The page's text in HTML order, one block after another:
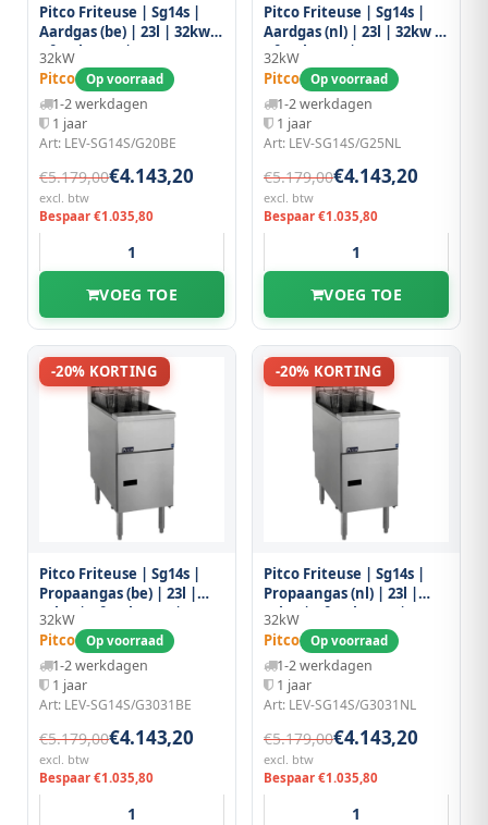
Pitco Friteuse | Sg14s |
Aardgas (be) | 23l | 32kw |
Aftapkraan |
397x876x863/1172(h)mm
32kW
Pitco Op voorraad
1-2 werkdagen
1 jaar
Art: LEV-SG14S/G20BE
€5.179,00€4.143,20
excl. btw
Bespaar €1.035,80
VOEG TOE
Pitco Friteuse | Sg14s |
Aardgas (nl) | 23l | 32kw |
Aftapkraan |
397x876x863/1172(h)mm
32kW
Pitco Op voorraad
1-2 werkdagen
1 jaar
Art: LEV-SG14S/G25NL
€5.179,00€4.143,20
excl. btw
Bespaar €1.035,80
VOEG TOE
-20% KORTING
Pitco Friteuse | Sg14s |
Propaangas (be) | 23l |
32kw | Aftapkraan |
397x876x863/1172(h)mm
32kW
Pitco Op voorraad
1-2 werkdagen
1 jaar
Art: LEV-SG14S/G3031BE
€5.179,00€4.143,20
excl. btw
Bespaar €1.035,80
-20% KORTING
Pitco Friteuse | Sg14s |
Propaangas (nl) | 23l |
32kw | Aftapkraan |
397x876x863/1172(h)mm
32kW
Pitco Op voorraad
1-2 werkdagen
1 jaar
Art: LEV-SG14S/G3031NL
€5.179,00€4.143,20
excl. btw
Bespaar €1.035,80